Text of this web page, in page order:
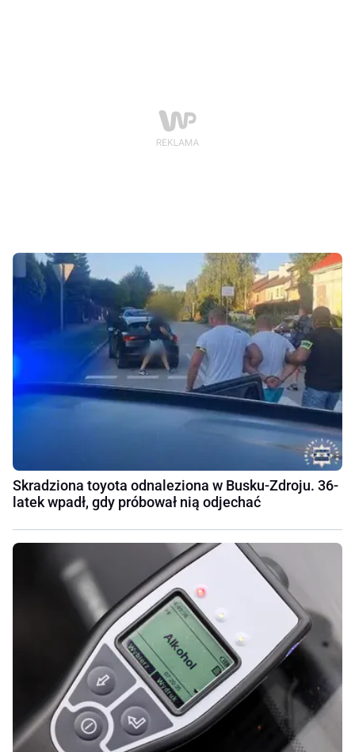
Skradziona toyota odnaleziona w Busku-Zdroju. 36-
latek wpadł, gdy próbował nią odjechać